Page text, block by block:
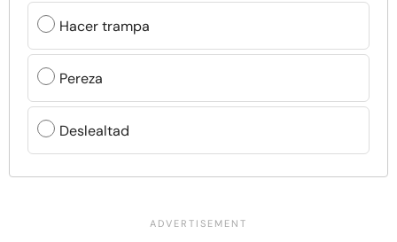
Hacer trampa
Pereza
Deslealtad